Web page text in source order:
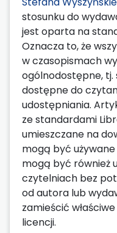
stosunku do
jest oparta na
Oznacza to, że
w czasopismach
ogólnodostępne,
dostępne do
udostępniania.
ze standardami
umieszczane na
mogą być
mogą być również
czytelniach bez
od autora lub
zamieścić
licencji.